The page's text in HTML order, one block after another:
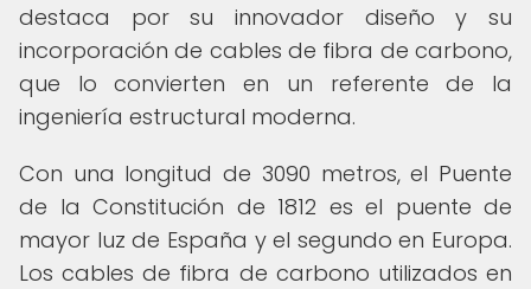
destaca por su innovador diseño y su
incorporación de cables de fibra de carbono,
que lo convierten en un referente de la
ingeniería estructural moderna.
Con una longitud de 3090 metros, el Puente
de la Constitución de 1812 es el puente de
mayor luz de España y el segundo en Europa.
Los cables de fibra de carbono utilizados en